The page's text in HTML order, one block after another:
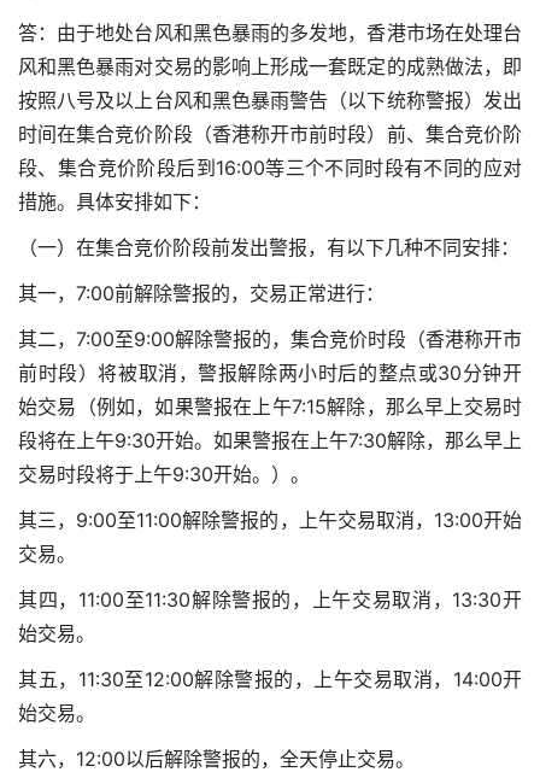
答：由于地处台风和黑色暴雨的多发地，香港市场在处理台
风和黑色暴雨对交易的影响上形成一套既定的成熟做法，即
按照八号及以上台风和黑色暴雨警告（以下统称警报）发出
时间在集合竞价阶段（香港称开市前时段）前、集合竞价阶
段、集合竞价阶段后到16:00等三个不同时段有不同的应对
措施。具体安排如下：
（一）在集合竞价阶段前发出警报，有以下几种不同安排：
其一，7:00前解除警报的，交易正常进行：
其二，7:00至9:00解除警报的，集合竞价时段（香港称开市
前时段）将被取消，警报解除两小时后的整点或30分钟开
始交易（例如，如果警报在上午7:15解除，那么早上交易时
段将在上午9:30开始。如果警报在上午7:30解除，那么早上
交易时段将于上午9:30开始。）。
其三，9:00至11:00解除警报的，上午交易取消，13:00开始
交易。
其四，11:00至11:30解除警报的，上午交易取消，13:30开
始交易。
其五，11:30至12:00解除警报的，上午交易取消，14:00开
始交易。
其六，12:00以后解除警报的，全天停止交易。